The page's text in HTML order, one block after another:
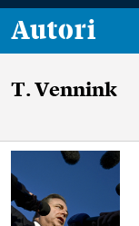
Autori
T. Vennink